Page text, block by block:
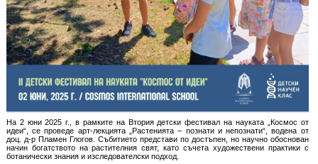
На 2 юни 2025 г., в рамките на Втория детски фестивал на науката „Космос от
идеи“, се проведе арт-лекцията „Растенията – познати и непознати“, водена от
доц. д-р Пламен Глогов. Събитието представи по достъпен, но научно обоснован
начин богатството на растителния свят, като съчета художествени практики с
ботанически знания и изследователски подход.